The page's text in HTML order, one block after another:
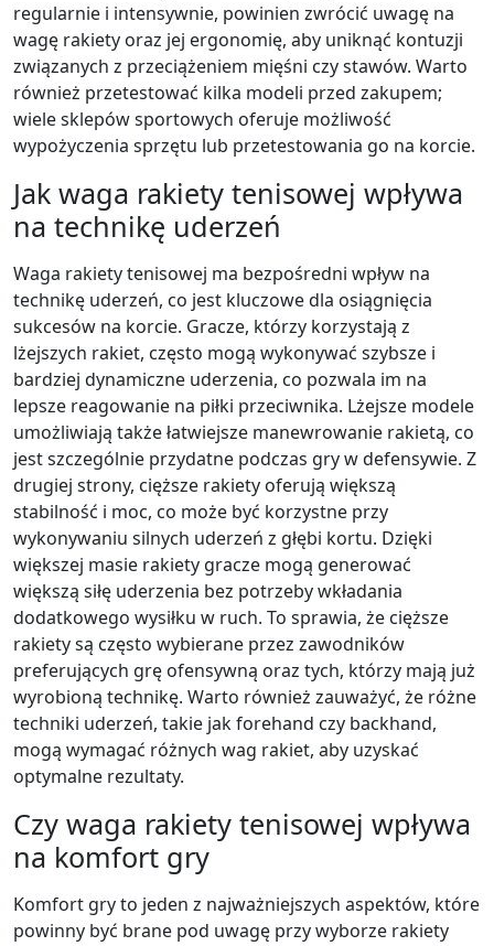
regularnie i intensywnie, powinien zwrócić uwagę na
wagę rakiety oraz jej ergonomię, aby uniknąć kontuzji
związanych z przeciążeniem mięśni czy stawów. Warto
również przetestować kilka modeli przed zakupem;
wiele sklepów sportowych oferuje możliwość
wypożyczenia sprzętu lub przetestowania go na korcie.
Jak waga rakiety tenisowej wpływa
na technikę uderzeń
Waga rakiety tenisowej ma bezpośredni wpływ na
technikę uderzeń, co jest kluczowe dla osiągnięcia
sukcesów na korcie. Gracze, którzy korzystają z
lżejszych rakiet, często mogą wykonywać szybsze i
bardziej dynamiczne uderzenia, co pozwala im na
lepsze reagowanie na piłki przeciwnika. Lżejsze modele
umożliwiają także łatwiejsze manewrowanie rakietą, co
jest szczególnie przydatne podczas gry w defensywie. Z
drugiej strony, cięższe rakiety oferują większą
stabilność i moc, co może być korzystne przy
wykonywaniu silnych uderzeń z głębi kortu. Dzięki
większej masie rakiety gracze mogą generować
większą siłę uderzenia bez potrzeby wkładania
dodatkowego wysiłku w ruch. To sprawia, że cięższe
rakiety są często wybierane przez zawodników
preferujących grę ofensywną oraz tych, którzy mają już
wyrobioną technikę. Warto również zauważyć, że różne
techniki uderzeń, takie jak forehand czy backhand,
mogą wymagać różnych wag rakiet, aby uzyskać
optymalne rezultaty.
Czy waga rakiety tenisowej wpływa
na komfort gry
Komfort gry to jeden z najważniejszych aspektów, które
powinny być brane pod uwagę przy wyborze rakiety